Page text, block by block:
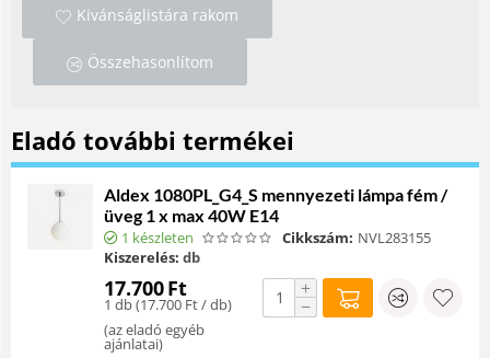
Kivánságlistára rakom
Összehasonlítom
Eladó további termékei
Aldex 1080PL_G4_S mennyezeti lámpa fém /
üveg 1 x max 40W E14
1 készleten Cikkszám: NVL283155
Kiszerelés: db
17.700Ft
1 db (17.700 Ft/ db)
(az eladó egyéb
ajánlatai)
+
−